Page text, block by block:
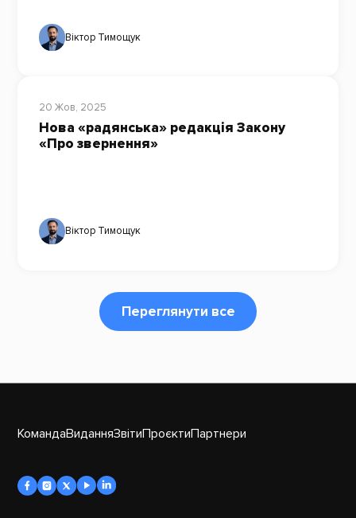
Віктор Тимощук
20 Жов, 2025
Нова «радянська» редакція Закону
«Про звернення»
Віктор Тимощук
Переглянути все
КомандаВиданняЗвітиПроєктиПартнери